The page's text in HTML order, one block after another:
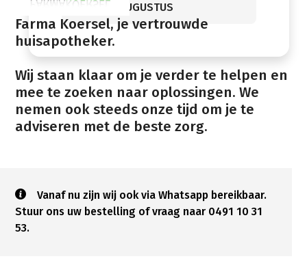
TOT 21 AUGUSTUS
Farma Koersel, je vertrouwde
huisapotheker.
Wij staan klaar om je verder te helpen en
mee te zoeken naar oplossingen. We
nemen ook steeds onze tijd om je te
adviseren met de beste zorg.
Vanaf nu zijn wij ook via Whatsapp bereikbaar.
Stuur ons uw bestelling of vraag naar 0491 10 31
53.